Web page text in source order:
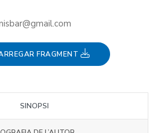
FRAGMENT
SINOPSI